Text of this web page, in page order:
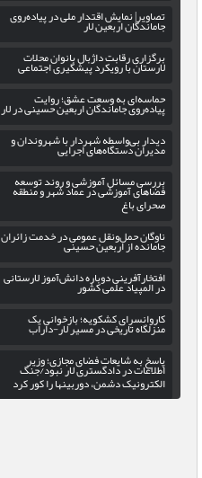
تصاویر| نمایش اقتدار ملی در پیاده‌روی
جاماندگان اربعین لار
برگزاری رقابت داژبال بانوان محلات
لارستان با رویکرد پیشگیری اجتماعی
حماسه‌ای به وسعت عشق؛ روایت
پیاده‌روی جاماندگان اربعین حسینی در لار
دیدار بی‌واسطه شهردار با شهروندان و
مدیران دستگاه‌های اجرایی
بررسی مسائل آموزشی و روند توسعه
فضاهای آموزشی در عماد شهر و منطقه
صحرای باغ
ناوگان حمل‌ونقل عمومی در خدمت زائران
جامانده از اربعین حسینی
افتخارآفرینی دوباره دانش‌آموز لارستانی
در المپیاد علمی کشور
کاروانسرای کشکویه؛ بازخوانی یک
منزلگاه تاریخی در مسیر لار-داراب
پاسخ به شایعات فضای مجازی؛ وزیر
اطلاعات در دادگستری لار نبود/جنگ
الکترونیک دشمن، دوربینها را کور کرد